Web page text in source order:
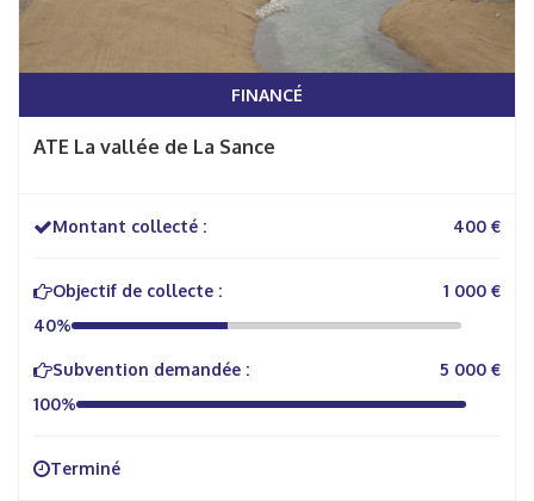
FINANCÉ
ATE La vallée de La Sance
Montant collecté : 400 €
Objectif de collecte :
1 000 €
40%
Subvention demandée :
5 000 €
100%
Terminé